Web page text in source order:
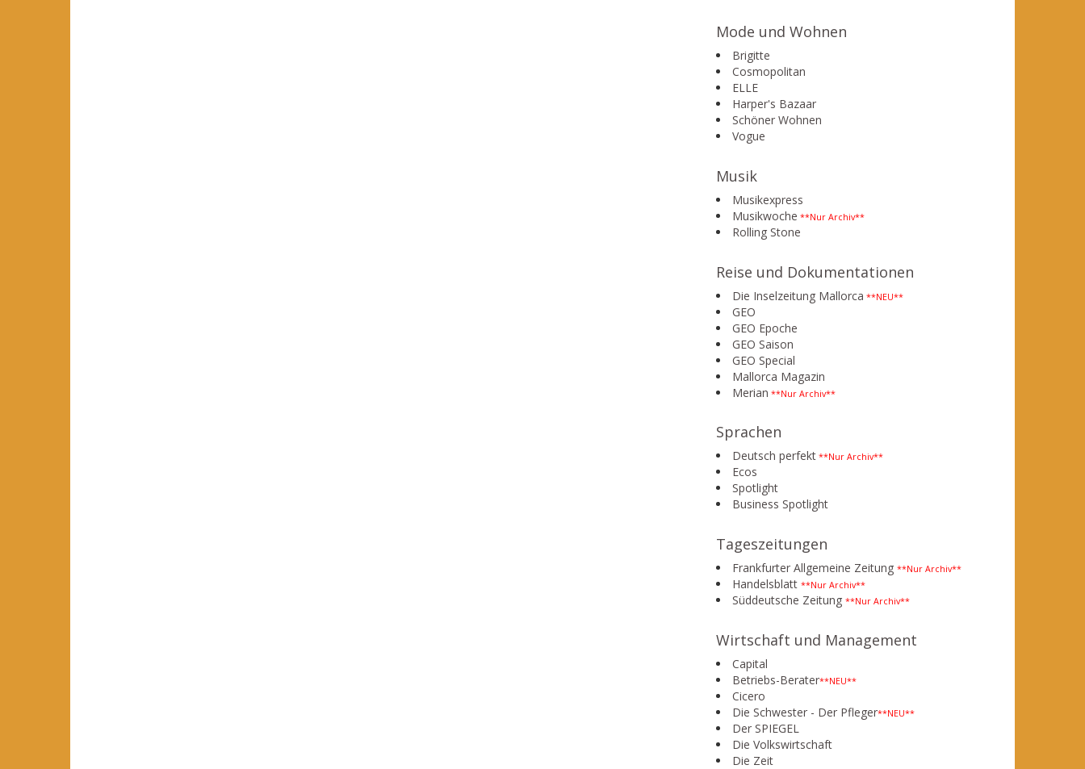
Mode und Wohnen
Brigitte
Cosmopolitan
ELLE
Harper's Bazaar
Schöner Wohnen
Vogue
Musik
Musikexpress
Musikwoche **Nur Archiv**
Rolling Stone
Reise und Dokumentationen
Die Inselzeitung Mallorca **NEU**
GEO
GEO Epoche
GEO Saison
GEO Special
Mallorca Magazin
Merian **Nur Archiv**
Sprachen
Deutsch perfekt **Nur Archiv**
Ecos
Spotlight
Business Spotlight
Tageszeitungen
Frankfurter Allgemeine Zeitung **Nur Archiv**
Handelsblatt **Nur Archiv**
Süddeutsche Zeitung **Nur Archiv**
Wirtschaft und Management
Capital
Betriebs-Berater**NEU**
Cicero
Die Schwester - Der Pfleger**NEU**
Der SPIEGEL
Die Volkswirtschaft
Die Zeit